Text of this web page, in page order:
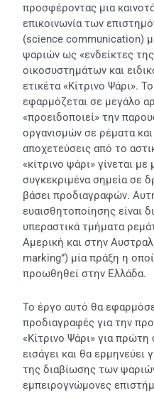
προσφέροντας μια
επικοινωνία των
(science communication)
ψαριών ως «ενδείκτες
οικοσυστημάτων και
ετικέτα «Κίτρινο Ψάρι».
εφαρμόζεται σε μεγάλο
«προειδοποιεί» την
οργανισμών σε ρέματα
αποχετεύσεις από το
«κίτρινο ψάρι» γίνεται
συγκεκριμένα σημεία σε
βάσει προδιαγραφών.
ευαισθητοποίησης είναι
υπεραστικά τμήματα
Αμερική και στην
marking”) μία πράξη η
προωθηθεί στην Ελλάδα.
Το έργο αυτό θα
προδιαγραφές για την
«Κίτρινο Ψάρι» για
εισάγει και θα
της διαβίωσης των
εμπειρογνώμονες